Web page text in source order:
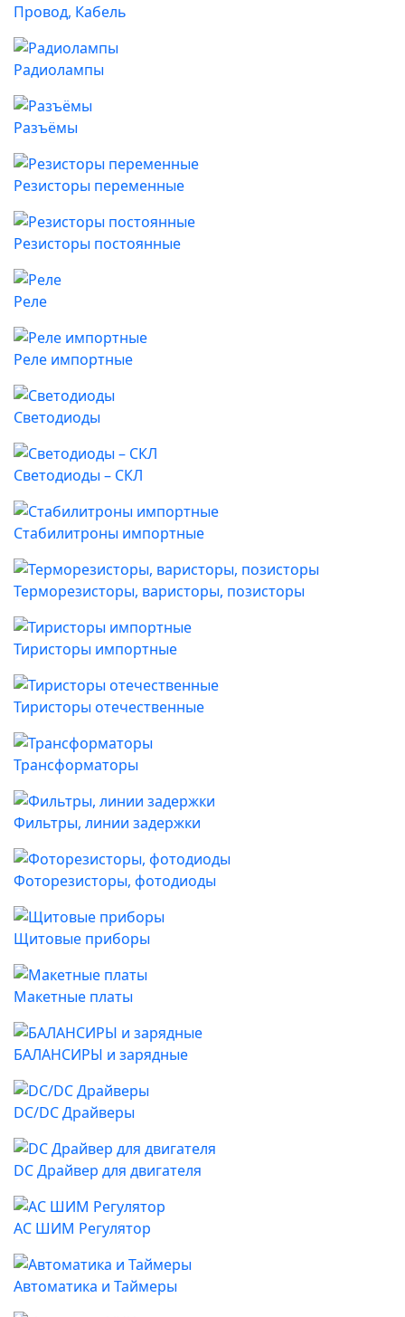
Провод, Кабель
Радиолампы
Разъёмы
Резисторы переменные
Резисторы постоянные
Реле
Реле импортные
Светодиоды
Светодиоды – СКЛ
Стабилитроны импортные
Терморезисторы, варисторы, позисторы
Тиристоры импортные
Тиристоры отечественные
Трансформаторы
Фильтры, линии задержки
Фоторезисторы, фотодиоды
Щитовые приборы
Макетные платы
БАЛАНСИРЫ и зарядные
DC/DC Драйверы
DC Драйвер для двигателя
AC ШИМ Регулятор
Автоматика и Таймеры